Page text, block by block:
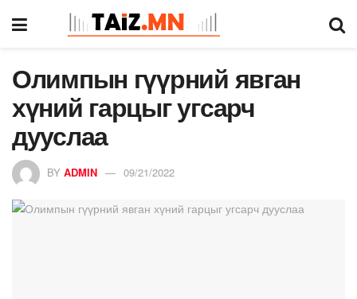
Олимпын гүүрний явган
хүний гарцыг угсарч
дууслаа
BY ADMIN 09/21/2022